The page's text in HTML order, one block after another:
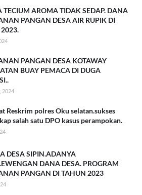
TECIUM AROMA TIDAK SEDAP. DANA
PANGAN DESA AIR RUPIK DI
PANGAN DESA KOTAWAY
BUAY PEMACA DI DUGA
2024
Reskrim polres Oku selatan.sukses
salah satu DPO kasus perampokan.
DESA SIPIN.ADANYA
DANA DESA. PROGRAM
PANGAN DI TAHUN 2023